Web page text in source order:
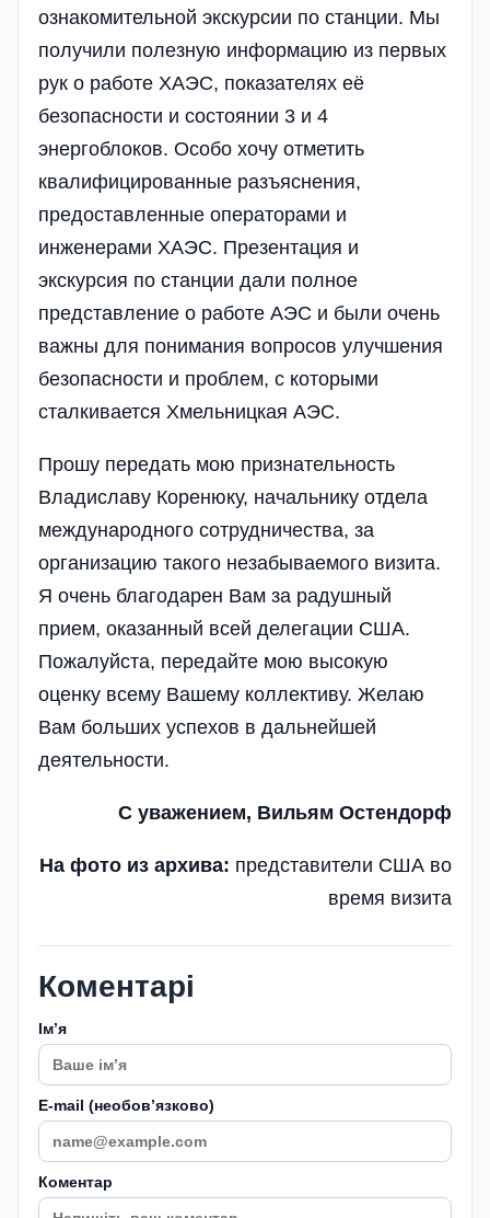
ознакомительной экскурсии по станции. Мы
получили полезную информацию из первых
рук о работе ХАЭС, показателях её
безопасности и состоянии 3 и 4
энергоблоков. Особо хочу отметить
квалифицированные разъяснения,
предоставленные операторами и
инженерами ХАЭС. Презентация и
экскурсия по станции дали полное
представление о работе АЭС и были очень
важны для понимания вопросов улучшения
безопасности и проблем, с которыми
сталкивается Хмельницкая АЭС.
Прошу передать мою признательность
Владиславу Коренюку, начальнику­ отдела
международного сотрудничества, за
организацию такого незабываемого визита.
Я очень благодарен Вам за радушный
прием, оказанный всей делегации США.
Пожалуйста, передайте мою высокую
оценку всему Вашему коллективу. Желаю
Вам больших успехов в дальнейшей
деятельности.
С уважением, Вильям Остендорф
На фото из архива: представители США во
время визита
Коментарі
Імʼя
E-mail (необовʼязково)
Коментар